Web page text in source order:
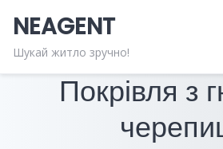
content
NEAGENT
Шукай житло зручно!БУДІВЕЛЬНІ МАТЕРІАЛИ
Покрівля з